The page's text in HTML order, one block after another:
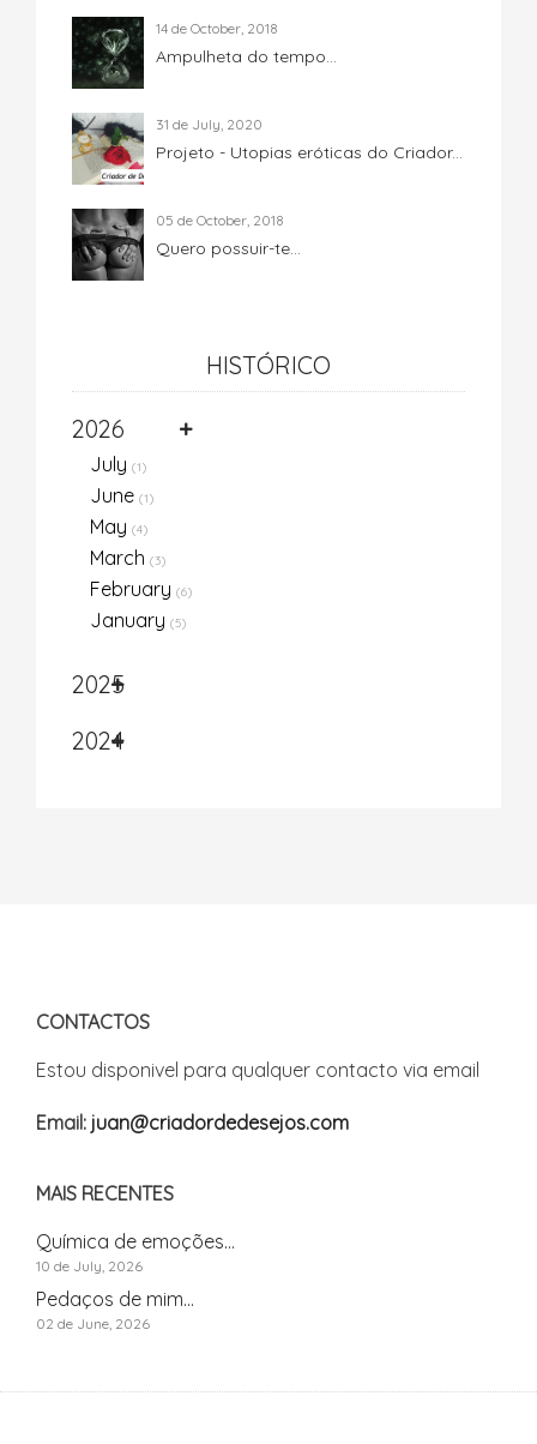
14 de October, 2018
Ampulheta do tempo...
31 de July, 2020
Projeto - Utopias eróticas do Criador...
05 de October, 2018
Quero possuir-te...
HISTÓRICO
2026
July (1)
June (1)
May (4)
March (3)
February (6)
January (5)
2025
2024
CONTACTOS
Estou disponivel para qualquer contacto via email
Email: juan@criadordedesejos.com
MAIS RECENTES
Química de emoções...
10 de July, 2026
Pedaços de mim...
02 de June, 2026